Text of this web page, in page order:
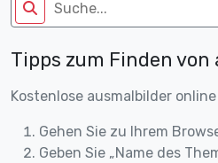
Tipps zum Finden
Kostenlose ausmalbilder
Gehen Sie zu Ihrem
Geben Sie „Name des